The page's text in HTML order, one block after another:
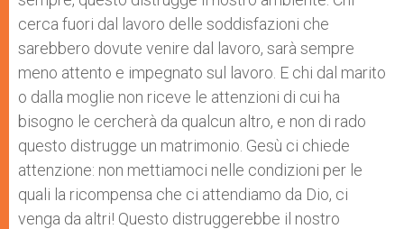
cerca fuori dal lavoro delle soddisfazioni che
sarebbero dovute venire dal lavoro, sarà sempre
meno attento e impegnato sul lavoro. E chi dal marito
o dalla moglie non riceve le attenzioni di cui ha
bisogno le cercherà da qualcun altro, e non di rado
questo distrugge un matrimonio. Gesù ci chiede
attenzione: non mettiamoci nelle condizioni per le
quali la ricompensa che ci attendiamo da Dio, ci
venga da altri! Questo distruggerebbe il nostro